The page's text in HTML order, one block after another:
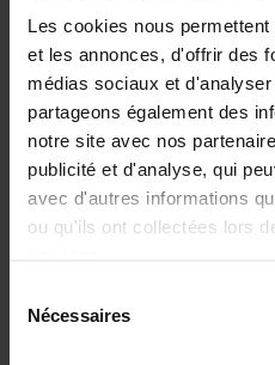
Les cookies nous
et les annonces, d'offrir des
médias sociaux et
partageons également des
notre site avec nos
publicité et d'analyse, qui
avec d'autres informations
ou qu'ils ont collectées lors
Nécessaires
Jochen Roef
Couverture
€29,